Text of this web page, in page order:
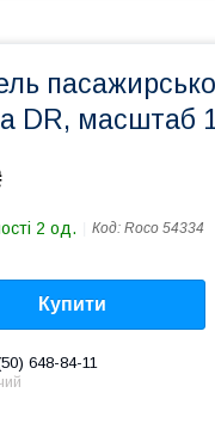
DR, масштаб
2 од. Код: Roco 54334
Купити
648-84-11